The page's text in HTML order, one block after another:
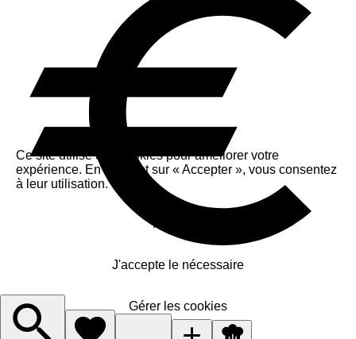
Ce site utilise des cookies pour améliorer votre
expérience. En cliquant sur « Accepter », vous consentez
à leur utilisation.
Accepter
J'accepte le nécessaire
Gérer les cookies